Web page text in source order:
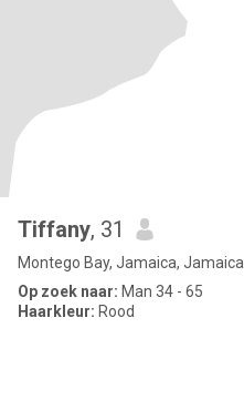
Tiffany, 31
Montego Bay, Jamaica, Jamaica
Op zoek naar: Man 34 - 65
Haarkleur: Rood